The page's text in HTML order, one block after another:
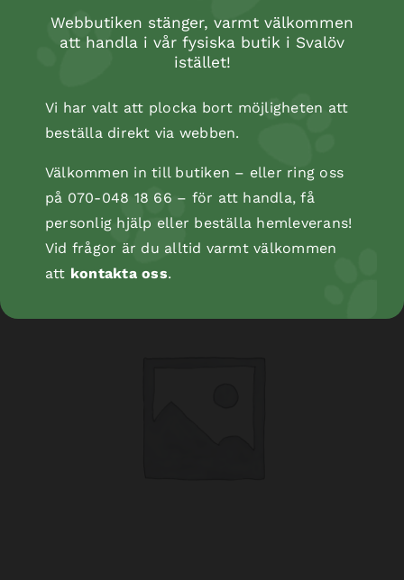
Kopåse
Webbutiken stänger, varmt välkommen
att handla i vår fysiska butik i Svalöv
istället!
Vi har valt att plocka bort möjligheten att
beställa direkt via webben.
Välkommen in till butiken – eller ring oss
på 070-048 18 66 – för att handla, få
personlig hjälp eller beställa hemleverans!
Vid frågor är du alltid varmt välkommen
att kontakta oss.